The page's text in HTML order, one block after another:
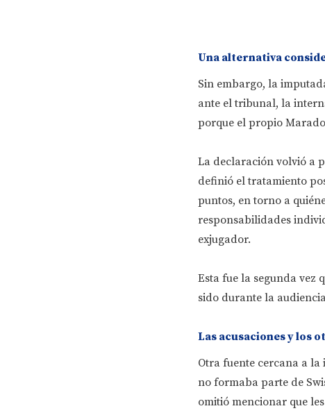
Una alternativa
Sin embargo, la
ante el tribunal, la
porque el propio
La declaración volvió a
definió el tratamiento
puntos, en torno a
responsabilidades
exjugador.
Esta fue la segunda vez
sido durante la
Las acusaciones y los
Otra fuente cercana a la
no formaba parte de
omitió mencionar que